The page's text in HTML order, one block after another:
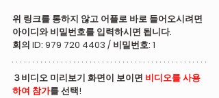
위 링크를 통하지 않고 어플로 바로 들어오시려면
아이디와 비밀번호를 입력하시면 됩니다.
회의 ID: 979 720 4403 / 비밀번호: 1
３비디오 미리보기 화면이 보이면 비디오를 사용
하여 참가를 선택!